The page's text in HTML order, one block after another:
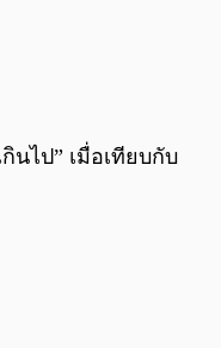
0:00 / 0:00
นไป” เมื่อเทียบกับ